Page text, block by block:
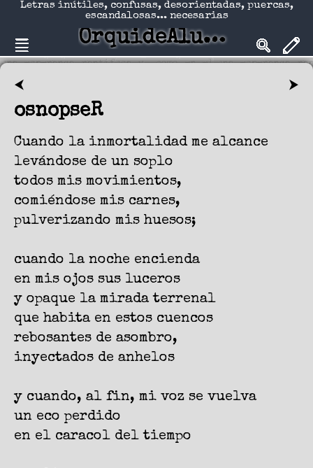
Letras inútiles, confusas, desorientadas, puercas,
escandalosas... necesarias
OrquideAlucinadA
⮜ ⮞
osnopseR
Cuando la inmortalidad me alcance
levándose de un soplo
todos mis movimientos,
comiéndose mis carnes,
pulverizando mis huesos;
cuando la noche encienda
en mis ojos sus luceros
y opaque la mirada terrenal
que habita en estos cuencos
rebosantes de asombro,
inyectados de anhelos
y cuando, al fin, mi voz se vuelva
un eco perdido
en el caracol del tiempo